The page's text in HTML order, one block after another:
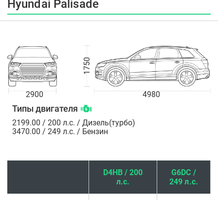
Hyundai Palisade
2900
1750
4980
Типы двигателя
2199.00 / 200 л.с. / Дизель(турбо)
3470.00 / 249 л.с. / Бензин
D4HB / 200
л.с.
G6DC /
249 л.с.